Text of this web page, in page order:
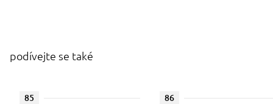
podívejte se také
85 86